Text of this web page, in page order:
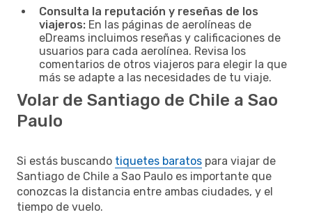
Consulta la reputación y reseñas de los
viajeros: En las páginas de aerolíneas de
eDreams incluimos reseñas y calificaciones de
usuarios para cada aerolínea. Revisa los
comentarios de otros viajeros para elegir la que
más se adapte a las necesidades de tu viaje.
Volar de Santiago de Chile a Sao
Paulo
Si estás buscando tiquetes baratos para viajar de
Santiago de Chile a Sao Paulo es importante que
conozcas la distancia entre ambas ciudades, y el
tiempo de vuelo.